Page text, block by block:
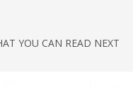
YOU CAN READ NEXT